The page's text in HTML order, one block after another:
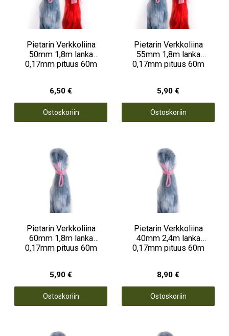
Pietarin Verkkoliina
50mm 1,8m lanka
0,17mm pituus 60m
6,50 €
Ostoskoriin
Pietarin Verkkoliina
55mm 1,8m lanka
0,17mm pituus 60m
5,90 €
Ostoskoriin
Pietarin Verkkoliina
60mm 1,8m lanka
0,17mm pituus 60m
5,90 €
Ostoskoriin
Pietarin Verkkoliina
40mm 2,4m lanka
0,17mm pituus 60m
8,90 €
Ostoskoriin